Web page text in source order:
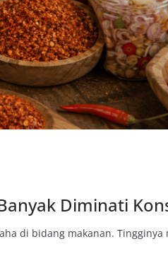
Diminati
di bidang makanan. Tingginya